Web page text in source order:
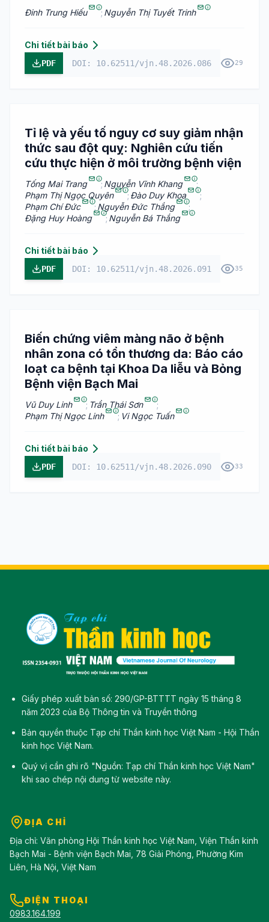
Đinh Trung Hiếu ; Nguyễn Thị Tuyết Trinh
Chi tiết bài báo
PDF DOI: 10.62511/vjn.48.2026.086 29
Tỉ lệ và yếu tố nguy cơ suy giảm nhận
thức sau đột quỵ: Nghiên cứu tiến
cứu thực hiện ở môi trường bệnh viện
Tống Mai Trang ; Nguyễn Vĩnh Khang
;
Phạm Thị Ngọc Quyên
; Đào Duy Khoa
;
Phạm Chí Đức
; Nguyễn Đức Thắng
;
Đặng Huy Hoàng
; Nguyễn Bá Thắng
Chi tiết bài báo
PDF DOI: 10.62511/vjn.48.2026.091 35
Biến chứng viêm màng não ở bệnh
nhân zona có tổn thương da: Báo cáo
loạt ca bệnh tại Khoa Da liễu và Bỏng
Bệnh viện Bạch Mai
Vũ Duy Linh ; Trần Thái Sơn
;
Phạm Thị Ngọc Linh
; Vi Ngọc Tuấn
Chi tiết bài báo
PDF DOI: 10.62511/vjn.48.2026.090 33
Giấy phép xuất bản số: 290/GP-BTTTT ngày 15 tháng 8
năm 2023 của Bộ Thông tin và Truyền thông
Bản quyền thuộc Tạp chí Thần kinh học Việt Nam - Hội Thần
kinh học Việt Nam.
Quý vị cần ghi rõ "Nguồn: Tạp chí Thần kinh học Việt Nam"
khi sao chép nội dung từ website này.
ĐỊA CHỈ
Địa chỉ: Văn phòng Hội Thần kinh học Việt Nam, Viện Thần kinh
Bạch Mai - Bệnh viện Bạch Mai, 78 Giải Phóng, Phường Kim
Liên, Hà Nội, Việt Nam
ĐIỆN THOẠI
0983.164.199